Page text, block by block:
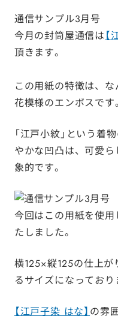
通信サンプル3月号
今月の封筒屋通信は 【
頂きます。
この用紙の特徴は、
花模様のエンボスです。
「江戸小紋」という着
やかな凹凸は、可愛
象的です。
今回はこの用紙を使
たしました。
横125×縦125の仕上
るサイズになっており
【江戸子染 はな】 の雰